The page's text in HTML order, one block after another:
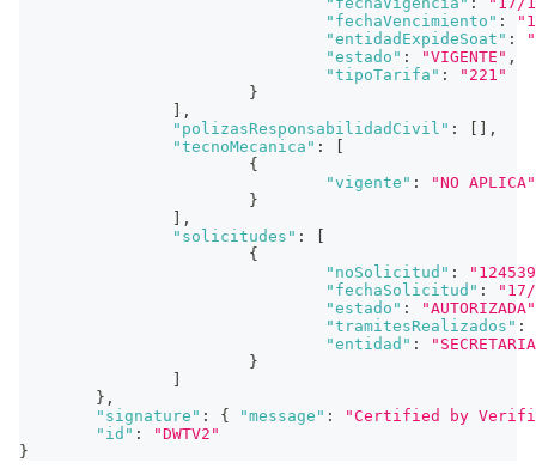
"fechaVencimiento" :
"entidadExpideSoat" :
"estado" : "VIGENTE" ,
"tipoTarifa" :
"221"
}
,
"polizasResponsabilidadCivil" :
,
"tecnoMecanica" :
{
"vigente" :
"NO APLICA"
}
,
"solicitudes" :
{
"noSolicitud" :
"fechaSolicitud" :
"estado" :
"AUTORIZADA"
"tramitesRealizados" :
"entidad" :
}
} ,
"signature" : { "message" :
"Certified by
"id" :
"DWTV2"
}